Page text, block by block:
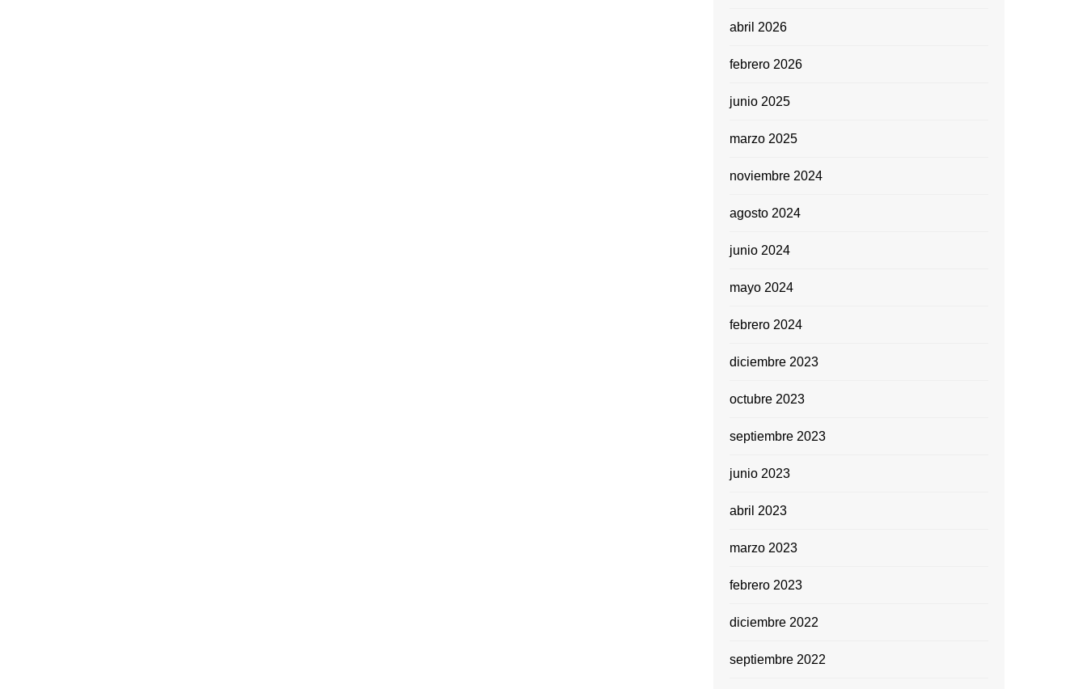
abril 2026
febrero 2026
junio 2025
marzo 2025
noviembre 2024
agosto 2024
junio 2024
mayo 2024
febrero 2024
diciembre 2023
octubre 2023
septiembre 2023
junio 2023
abril 2023
marzo 2023
febrero 2023
diciembre 2022
septiembre 2022